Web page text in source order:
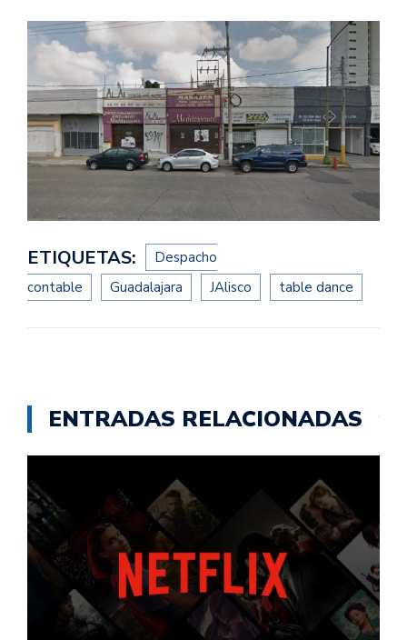
ETIQUETAS:
Despacho
contable
Guadalajara JAlisco table dance
ENTRADAS RELACIONADAS